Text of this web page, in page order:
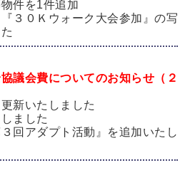
件を1件追加
３０Ｋウォーク大会参加』の写
議会費についてのお知らせ（２
新いたしました
ました
回アダプト活動』を追加いたし